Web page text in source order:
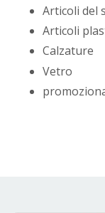
Articoli del
Articoli
Calzature
Vetro